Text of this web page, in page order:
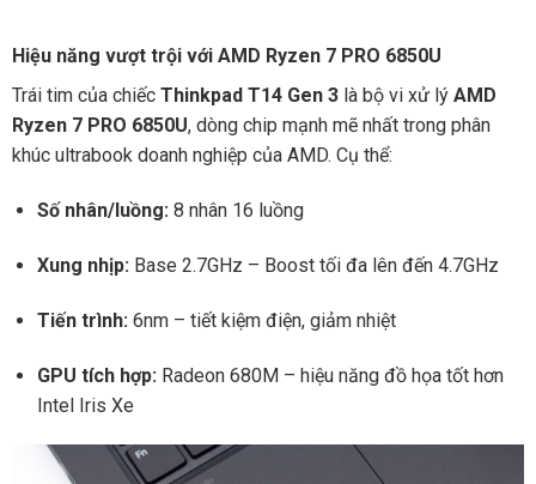
Hiệu năng vượt trội với AMD Ryzen 7 PRO 6850U
Trái tim của chiếc Thinkpad T14 Gen 3là bộ vi xử lý AMD
Ryzen 7 PRO 6850U, dòng chip mạnh mẽ nhất trong phân
khúc ultrabook doanh nghiệp của AMD. Cụ thể:
Số nhân/luồng:8 nhân 16 luồng
Xung nhịp:Base 2.7GHz – Boost tối đa lên đến 4.7GHz
Tiến trình: 6nm – tiết kiệm điện, giảm nhiệt
GPU tích hợp: Radeon 680M – hiệu năng đồ họa tốt hơn
Intel Iris Xe